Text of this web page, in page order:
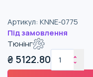
Артикул: KNNE-0775
Під замовлення
Тюнінг
₴ 5122.80